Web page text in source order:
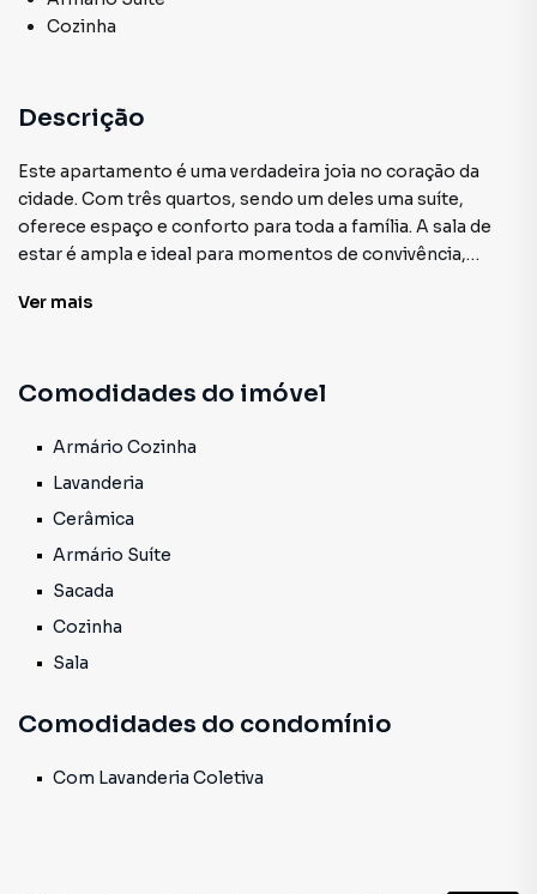
Cozinha
Descrição
Este apartamento é uma verdadeira joia no coração da
cidade. Com três quartos, sendo um deles uma suíte,
oferece espaço e conforto para toda a família. A sala de
estar é ampla e ideal para momentos de convivência,
deliciosas refeições. Além disso, há um banheiro social
diárias. A sacada proporciona um espaço relaxante para
oferece uma perspectiva deslumbrante do rio, sendo o
local perfeito para reuniões sociais ou simplesmente para
do shopping e de frente para o rio, este apartamento
combina a conveniência urbana com a tranquilidade de um
cenário natural. Apartamento 301
Ver mais
Comodidades do imóvel
Armário Cozinha
Lavanderia
Cerâmica
Armário Suíte
Sacada
Cozinha
Sala
Comodidades do condomínio
Com Lavanderia Coletiva